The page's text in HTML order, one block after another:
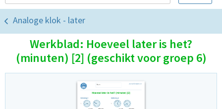
Analoge klok - later
Werkblad: Hoeveel later is het?
(minuten) [2] (geschikt voor groep 6)